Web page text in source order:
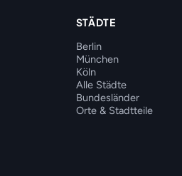
STÄDTE
Berlin
München
Köln
Alle Städte
Bundesländer
Orte & Stadtteile